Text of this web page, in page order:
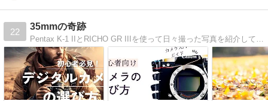
22
35mmの奇跡